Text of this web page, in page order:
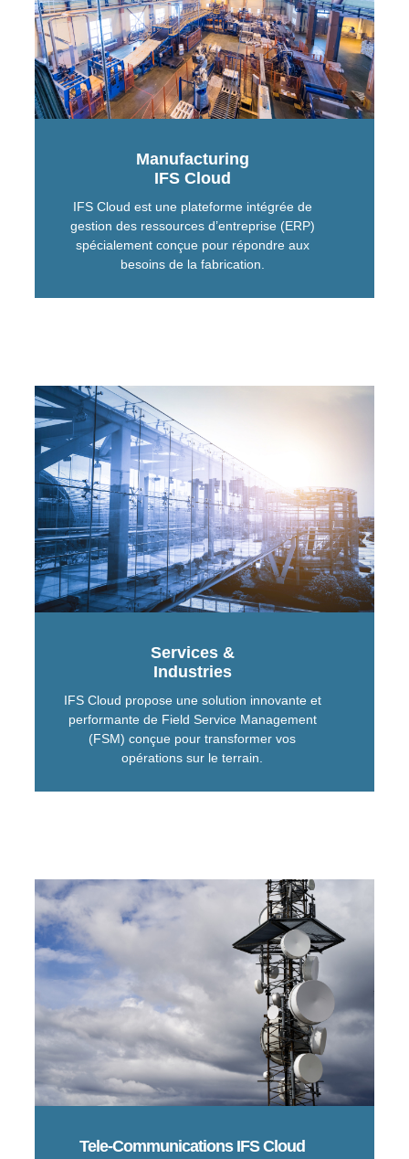
Manufacturing
IFS Cloud
IFS Cloud est une plateforme intégrée de
gestion des ressources d’entreprise (ERP)
spécialement conçue pour répondre aux
besoins de la fabrication.
Services &
Industries
IFS Cloud propose une solution innovante et
performante de Field Service Management
(FSM) conçue pour transformer vos
opérations sur le terrain.
Tele-Communications IFS Cloud